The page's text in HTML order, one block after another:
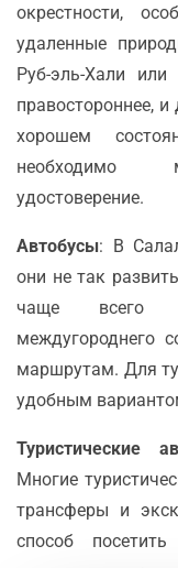
окрестности,
удаленные
Руб-эль-Хали
правостороннее,
хорошем
необходимо
удостоверение.
Автобусы: В
они не так
чаще всего
междугороднего
маршрутам. Для
удобным
Туристические
Многие
трансферы и
способ посетить